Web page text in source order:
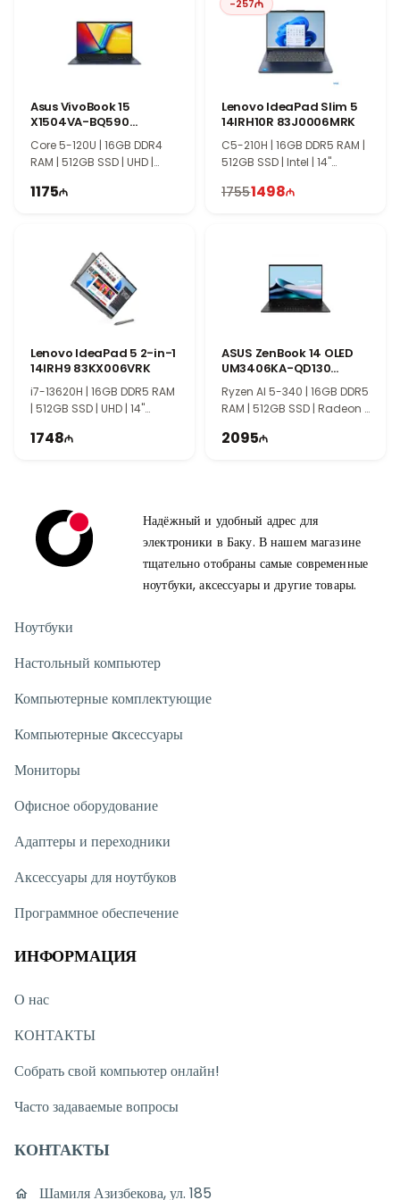
ориентированный на повседневное и офисное использование.
Удобная клавиатура, базовый набор портов и надёжная
конструкция делают этот ноутбук хорошим выбором для
студентов, офисных сотрудников и пользователей, которым
задач.
Asus VivoBook 15
X1504VA-BQ590
90NB13Y1-M00X70
Core 5-120U | 16GB DDR4
RAM | 512GB SSD | UHD |
1175
-257
Lenovo IdeaPad Slim 5
14IRH10R 83J0006MRK
C5-210H | 16GB DDR5 RAM |
512GB SSD | Intel | 14"
17551498
Lenovo IdeaPad 5 2-in-1
14IRH9 83KX006VRK
i7-13620H | 16GB DDR5 RAM
| 512GB SSD | UHD | 14"
1748
ASUS ZenBook 14 OLED
UM3406KA-QD130
90NB14U1-M007L0
Ryzen AI 5-340 | 16GB DDR5
RAM | 512GB SSD | Radeon |
2095
Надёжный и удобный адрес для
электроники в Баку. В нашем магазине
тщательно отобраны самые современные
ноутбуки, аксессуары и другие товары.
Ноутбуки
Настольный компьютер
Компьютерные комплектующие
Компьютерные aксессуары
Мониторы
Офисное оборудование
Адаптеры и переходники
Аксессуары для ноутбуков
Программное обеспечение
ИНФОРМАЦИЯ
О нас
КОНТАКТЫ
Собрать свой компьютер онлайн!
Часто задаваемые вопросы
КОНТАКТЫ
Шамиля Азизбекова, ул. 185